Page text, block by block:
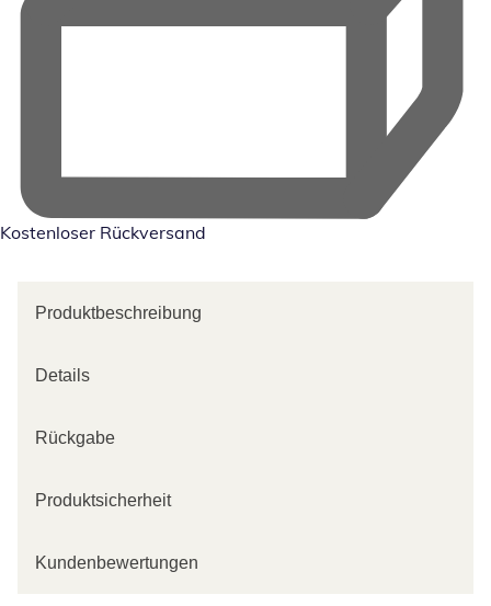
Kostenloser Rückversand
Produktbeschreibung
Details
Rückgabe
Produktsicherheit
Kundenbewertungen